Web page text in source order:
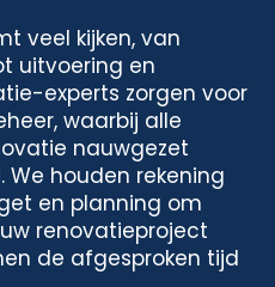
veel kijken, van
uitvoering en
experts zorgen voor
waarbij alle
nauwgezet
houden rekening
en planning om
renovatieproject
de afgesproken tijd